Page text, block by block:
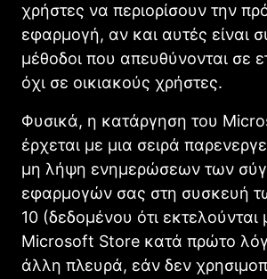
χρήστες να περιορίσουν την
εφαρμογή, αν και αυτές είναι
μέθοδοι που απευθύνονται σε
όχι σε οικιακούς χρήστες.
Φυσικά, η κατάργηση του
έρχεται με μια σειρά
μη λήψη ενημερώσεων των
εφαρμογών σας στη συσκευή
10 (δεδομένου ότι
Micrοsoft Store κατά πρώτο
άλλη πλευρά, εάν δεν